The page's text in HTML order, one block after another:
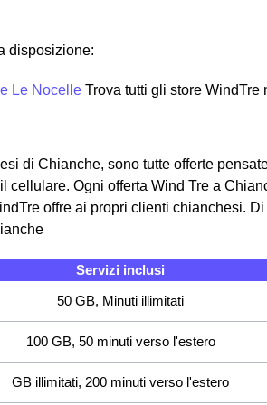
disposizione:
Le Nocelle Trova tutti gli store WindTre
di Chianche, sono tutte offerte
cellulare. Ogni offerta Wind Tre a
offre ai propri clienti chianchesi. Di
Servizi inclusi
50 GB, Minuti illimitati
100 GB, 50 minuti verso l'estero
GB illimitati, 200 minuti verso l'estero